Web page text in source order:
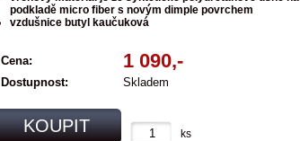
podkladě micro fiber s novým dimple povrchem
vzdušnice butyl kaučuková
Cena: 1 090,-
Dostupnost: Skladem
KOUPIT ks